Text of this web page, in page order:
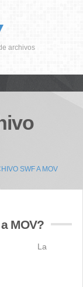
archivos
SWF A MOV
MOV?
La